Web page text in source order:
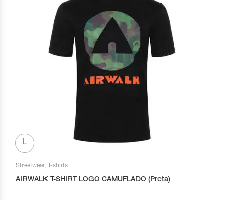
L
Streetwear, T-shirts
AIRWALK T-SHIRT LOGO CAMUFLADO (Preta)